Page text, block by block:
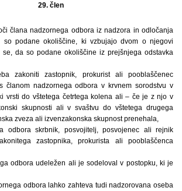
29. člen
člana nadzornega odbora iz nadzora in odločanja
podane okoliščine, ki vzbujajo dvom o njegovi
se, da so podane okoliščine iz prejšnjega odstavka
zakoniti zastopnik, prokurist ali pooblaščenec
članom nadzornega odbora v krvnem sorodstvu v
vrsti do vštetega četrtega kolena ali – če je z njo v
skupnosti ali v svaštvu do vštetega drugega
zveza ali izvenzakonska skupnost prenehala,
odbora skrbnik, posvojitelj, posvojenec ali rejnik
zastopnika, prokurista ali pooblaščenca
odbora udeležen ali je sodeloval v postopku, ki je
odbora lahko zahteva tudi nadzorovana oseba